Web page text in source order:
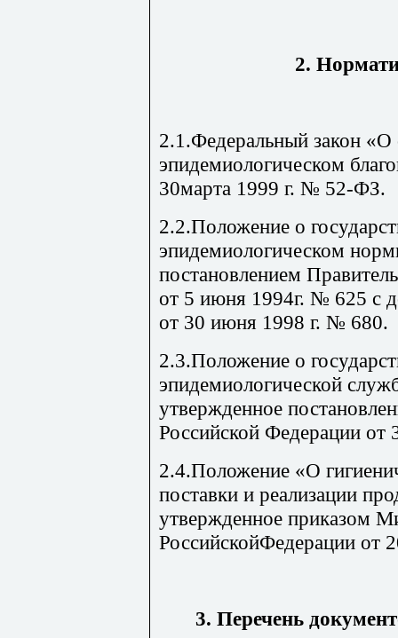
2.
2.1.Федеральный закон «О
эпидемиологическом
30марта 1999 г. № 52-ФЗ.
2.2.Положение о
эпидемиологическом
постановлением
от 5 июня 1994г. № 625 с
от 30 июня 1998 г. № 680.
2.3.Положение о
эпидемиологической
утвержденное
Российской Федерации
2.4.Положение «О
поставки и реализации
утвержденное приказом
РоссийскойФедерации от
3. Перечень